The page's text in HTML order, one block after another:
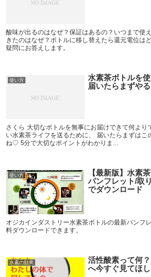
酸味が出るのはなぜ？保証はあるの？いつまで使
きたのはなぜ？ボトルに移し替えたら還元電位は
疑問にお答えします。
使い方
水素茶ボトルを使
届いたらまずやる
さくら 大切なボトルを無事にお届けできて何より
い水素茶ライフを送るために、 届いたらまずはこ
ね♡ 5分で大切なポイントがわかりま...
使い方
【最新版】水素
パンフレット/取
でダウンロード
オジカインダストリー水素茶ボトルの最新パンフ
料ダウンロードできます。
水素の効果
活性酸素って何
へ今すぐ見てほ